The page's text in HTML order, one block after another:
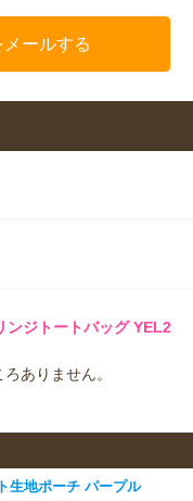
ールする
ジトートバッグ YEL2
ありません。
生地ポーチ パープル